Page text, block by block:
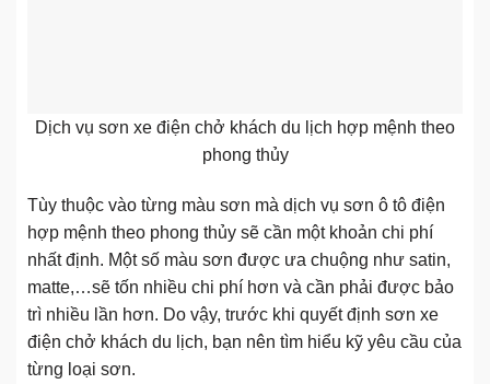
Dịch vụ sơn xe điện chở khách du lịch hợp mệnh theo
phong thủy
Tùy thuộc vào từng màu sơn mà dịch vụ sơn ô tô điện
hợp mệnh theo phong thủy sẽ cần một khoản chi phí
nhất định. Một số màu sơn được ưa chuộng như satin,
matte,…sẽ tốn nhiều chi phí hơn và cần phải được bảo
trì nhiều lần hơn. Do vậy, trước khi quyết định sơn xe
điện chở khách du lịch, bạn nên tìm hiểu kỹ yêu cầu của
từng loại sơn.